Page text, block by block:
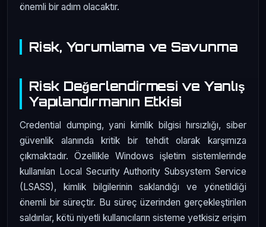
önemli bir adım olacaktır.
Risk, Yorumlama ve Savunma
Risk Değerlendirmesi ve Yanlış
Yapılandırmanın Etkisi
Credential dumping, yani kimlik bilgisi hırsızlığı, siber
güvenlik alanında kritik bir tehdit olarak karşımıza
çıkmaktadır. Özellikle Windows işletim sistemlerinde
kullanılan Local Security Authority Subsystem Service
(LSASS), kimlik bilgilerinin saklandığı ve yönetildiği
önemli bir süreçtir. Bu süreç üzerinden gerçekleştirilen
saldırılar, kötü niyetli kullanıcıların sisteme yetkisiz erişim